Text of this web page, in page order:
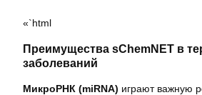
«`html
Преимущества sChemNET в
заболеваний
МикроРНК (miRNA) играют важную